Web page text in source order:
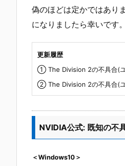
偽のほどは定かではあり
になりましたら幸いです。
更新履歴
① The Division 2の不具合(ユ
② The Division 2の不具合(ユ
NVIDIA公式: 既知の不
＜Windows10＞